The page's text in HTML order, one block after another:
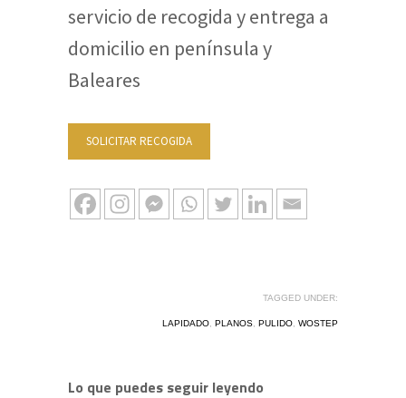
servicio de recogida y entrega a
domicilio en península y
Baleares
SOLICITAR RECOGIDA
TAGGED UNDER:
LAPIDADO PLANOS PULIDO WOSTEP
Lo que puedes seguir leyendo